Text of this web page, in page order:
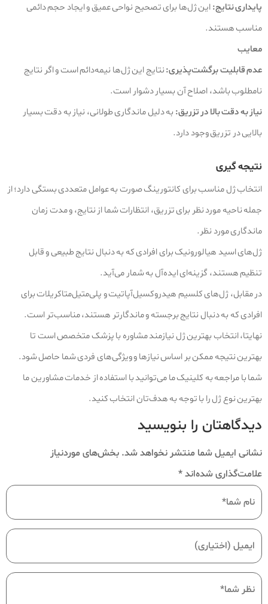
پایداری نتایج:این ژل‌ها برای تصحیح نواحی عمیق و ایجاد حجم دائمی
مناسب هستند.
معایب
عدم قابلیت برگشت‌پذیری:نتایج این ژل‌ها نیمه‌دائم است و اگر نتایج
نامطلوب باشد، اصلاح آن بسیار دشوار است.
نیاز به دقت بالا در تزریق: به دلیل ماندگاری طولانی، نیاز به دقت بسیار
بالایی در تزریق وجود دارد.
نتیجه‌ گیری
انتخاب ژل مناسب برای کانتورینگ صورت به عوامل متعددی بستگی دارد؛ از
جمله ناحیه مورد نظر برای تزریق، انتظارات شما از نتایج، و مدت زمان
ماندگاری مورد نظر.
ژل‌های اسید هیالورونیک برای افرادی که به دنبال نتایج طبیعی و قابل
تنظیم هستند، گزینه‌ای ایده‌آل به شمار می‌آید.
در مقابل، ژل‌های کلسیم هیدروکسیل‌آپاتیت و پلی‌متیل‌متاکریلات برای
افرادی که به دنبال نتایج برجسته و ماندگارتر هستند، مناسب‌تر است.
نهایتا، انتخاب بهترین ژل نیازمند مشاوره با پزشک متخصص است تا
بهترین نتیجه ممکن بر اساس نیازها و ویژگی‌های فردی شما حاصل شود.
شما با مراجعه به کلینیک ما می‌توانید با استفاده از خدمات مشاورین ما
بهترین نوع ژل را با توجه به هدف‌تان انتخاب کنید.
دیدگاهتان را بنویسید
نشانی ایمیل شما منتشر نخواهد شد. بخش‌های موردنیاز
علامت‌گذاری شده‌اند*